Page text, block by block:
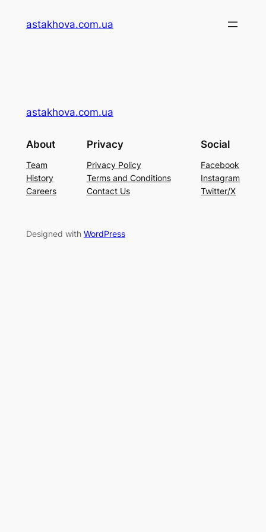
astakhova.com.ua
astakhova.com.ua
About
Team
History
Careers
Privacy
Privacy Policy
Terms and Conditions
Contact Us
Social
Facebook
Instagram
Twitter/X
Designed with WordPress